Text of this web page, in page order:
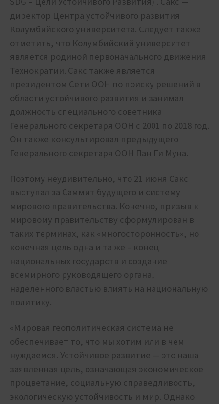
директор Центра устойчивого развития
Колумбийского университета. Следует также
отметить, что Колумбийский университет
является родиной первоначального движения
Технократии. Сакс также является
президентом Сети ООН по поиску решений в
области устойчивого развития и занимал
должность специального советника
Генерального секретаря ООН с 2001 по 2018 год.
Он также консультировал предыдущего
Генерального секретаря ООН Пан Ги Муна.
Поэтому неудивительно, что 21 июня Сакс
выступал за Саммит будущего и систему
мирового правительства. Конечно, призыв к
мировому правительству сформулирован в
таких терминах, как «многосторонность», но
конечная цель одна и та же – конец
национальных государств и создание
всемирного руководящего органа,
наделенного властью влиять на национальную
политику.
«Мировая геополитическая система не
обеспечивает то, что мы хотим или в чем
нуждаемся. Устойчивое развитие — это наша
заявленная цель, означающая экономическое
процветание, социальную справедливость,
экологическую устойчивость и мир. Однако